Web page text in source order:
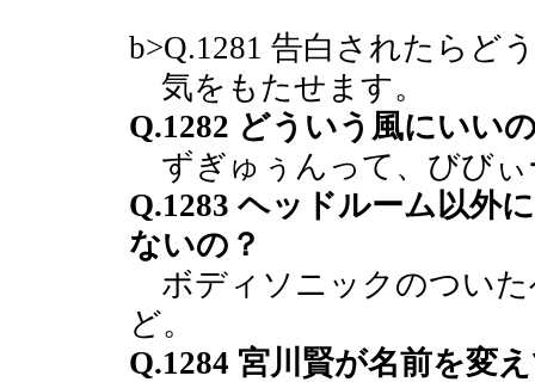
b>Q.1281 告白されたらど
気をもたせます。
Q.1282 どういう風にいい
ずぎゅぅんって、びびぃ
Q.1283 ヘッドルーム以外
ないの？
ボディソニックのついた
ど。
Q.1284 宮川賢が名前を変